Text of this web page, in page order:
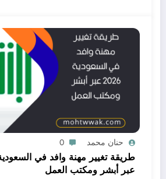
حنان محمد 0
عبر أبشر ومكتب العمل